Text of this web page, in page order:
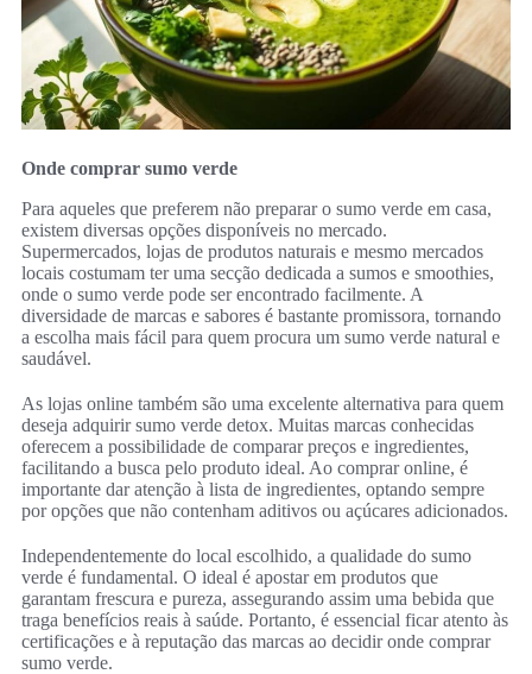
Onde comprar sumo verde
Para aqueles que preferem não preparar o sumo verde em casa,
existem diversas opções disponíveis no mercado.
Supermercados, lojas de produtos naturais e mesmo mercados
locais costumam ter uma secção dedicada a sumos e smoothies,
onde o sumo verde pode ser encontrado facilmente. A
diversidade de marcas e sabores é bastante promissora, tornando
a escolha mais fácil para quem procura um sumo verde natural e
saudável.
As lojas online também são uma excelente alternativa para quem
deseja adquirir sumo verde detox. Muitas marcas conhecidas
oferecem a possibilidade de comparar preços e ingredientes,
facilitando a busca pelo produto ideal. Ao comprar online, é
importante dar atenção à lista de ingredientes, optando sempre
por opções que não contenham aditivos ou açúcares adicionados.
Independentemente do local escolhido, a qualidade do sumo
verde é fundamental. O ideal é apostar em produtos que
garantam frescura e pureza, assegurando assim uma bebida que
traga benefícios reais à saúde. Portanto, é essencial ficar atento às
certificações e à reputação das marcas ao decidir onde comprar
sumo verde.